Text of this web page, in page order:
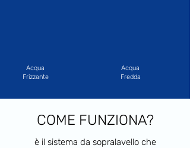
Acqua
Frizzante
Acqua
Fredda
COME FUNZIONA?
è il sistema da sopralavello che